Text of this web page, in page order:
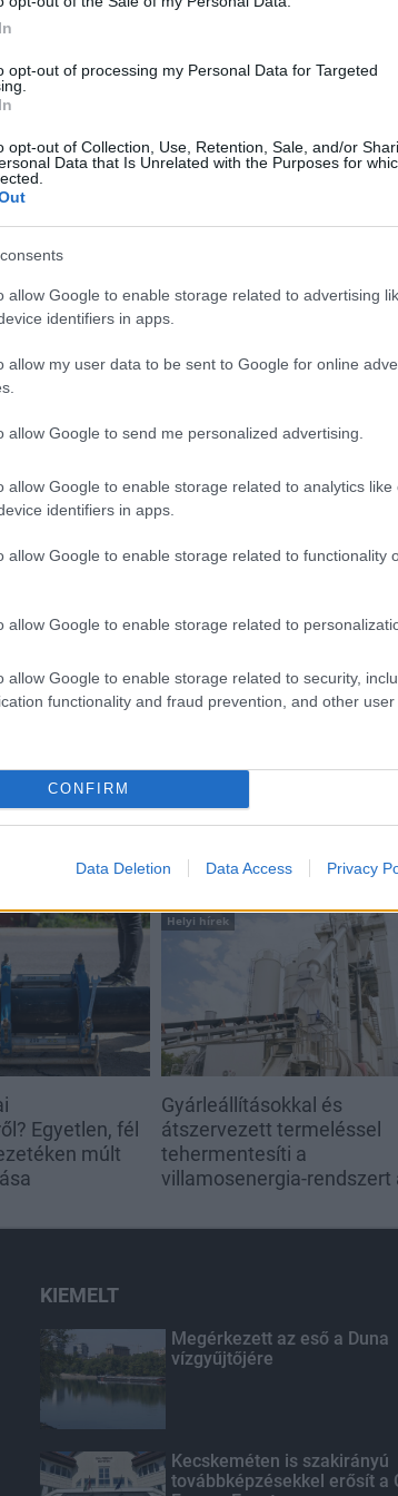
opt-out of processing my Personal Data for Targeted
opt-out of Collection, Use, Retention, Sale, and/or
Data that Is Unrelated with the Purposes for
allow Google to enable storage related to advertising
identifiers in apps.
allow my user data to be sent to Google for online
allow Google to send me personalized advertising.
allow Google to enable storage related to analytics like
identifiers in apps.
allow Google to enable storage related to functionality
allow Google to enable storage related to
allow Google to enable storage related to security,
functionality and fraud prevention, and other user
CONFIRM
Data Deletion Data Access Privacy
Új gyalogosátkelők és
Másfélszeresére bővítik
református iskoláját
Látványos építési szakasz
Paks II.: Mit jelent az 5. blokk
mérföldköve a felülvizsgálat
Egyetlen, fél
múlt
Helyi hírek
Gyárleállításokkal és
átszervezett termeléssel
tehermentesíti a
villamosenergia-rendszert
KIEMELT
Megérkezett az eső a Duna
vízgyűjtőjére
Kecskeméten is szakirányú
továbbképzésekkel erősít a